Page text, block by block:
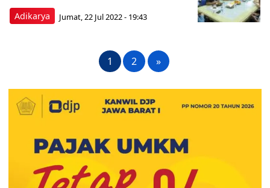
Adikarya Jumat, 22 Jul 2022 - 19:43
1 2 »